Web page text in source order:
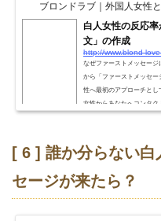
ブロンドラブ｜外国人女性
白人女性の反応
文」の作成
http://www.blond-
なぜファーストメッセー
から「ファーストメッセ
性へ最初のアプローチとし
女性からあなたへコンタク
会員が自分からサイトで検
[ 6 ] 誰か分らない白
セージが来たら？